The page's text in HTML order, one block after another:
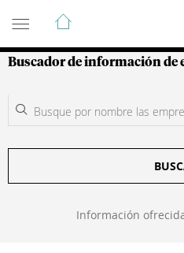
Guía de Empresas
Buscador de información de
Información